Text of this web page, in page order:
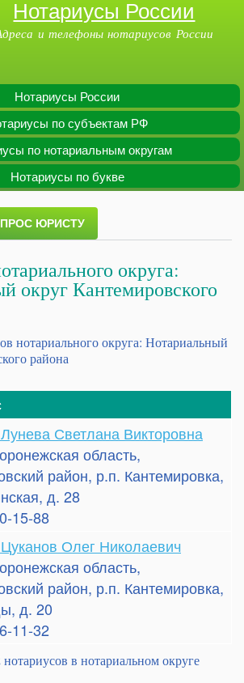
Перейти к
основному
Нотариусы России
и телефоны нотариусов России
Нотариусы России
по субъектам РФ
по нотариальным округам
Нотариусы по букве
округа:
округ Кантемировского
нотариального округа: Нотариальный
района
Светлана Викторовна
область,
район, р.п. Кантемировка,
д. 28
15-88
Олег Николаевич
область,
район, р.п. Кантемировка,
д. 20
11-32
в нотариальном округе